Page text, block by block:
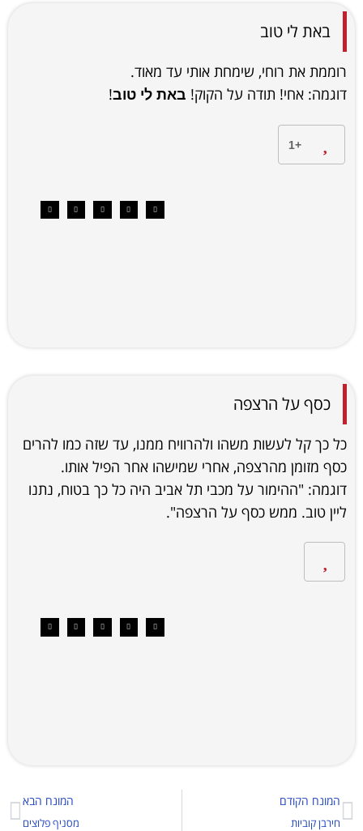
באת לי טוב
רוממת את רוחי, שימחת אותי עד מאוד.
דוגמה: אחי! תודה על הקוק! באת לי טוב!
+1
כסף על הרצפה
כל כך קל לעשות משהו ולהרוויח ממנו, עד שזה כמו להרים
כסף מזומן מהרצפה, אחרי שמישהו אחר הפיל אותו.
דוגמה: "ההימור על מכבי תל אביב היה כל כך בטוח, נתנו
ליין טוב. ממש כסף על הרצפה".
המונח הקודם
חירבן קוביות
המונח הבא
מסניף פלוצים